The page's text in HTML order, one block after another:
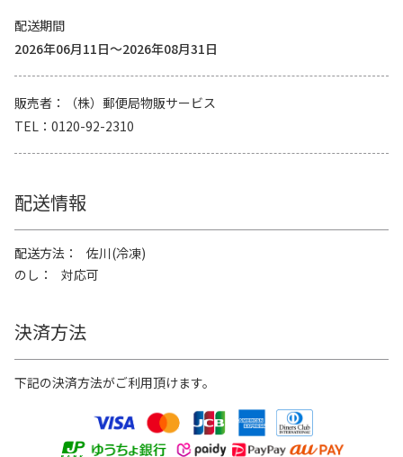
配送期間
2026年06月11日～2026年08月31日
販売者
（株）郵便局物販サービス
TEL
0120-92-2310
配送情報
配送方法
佐川(冷凍)
のし
対応可
決済方法
下記の決済方法がご利用頂けます。